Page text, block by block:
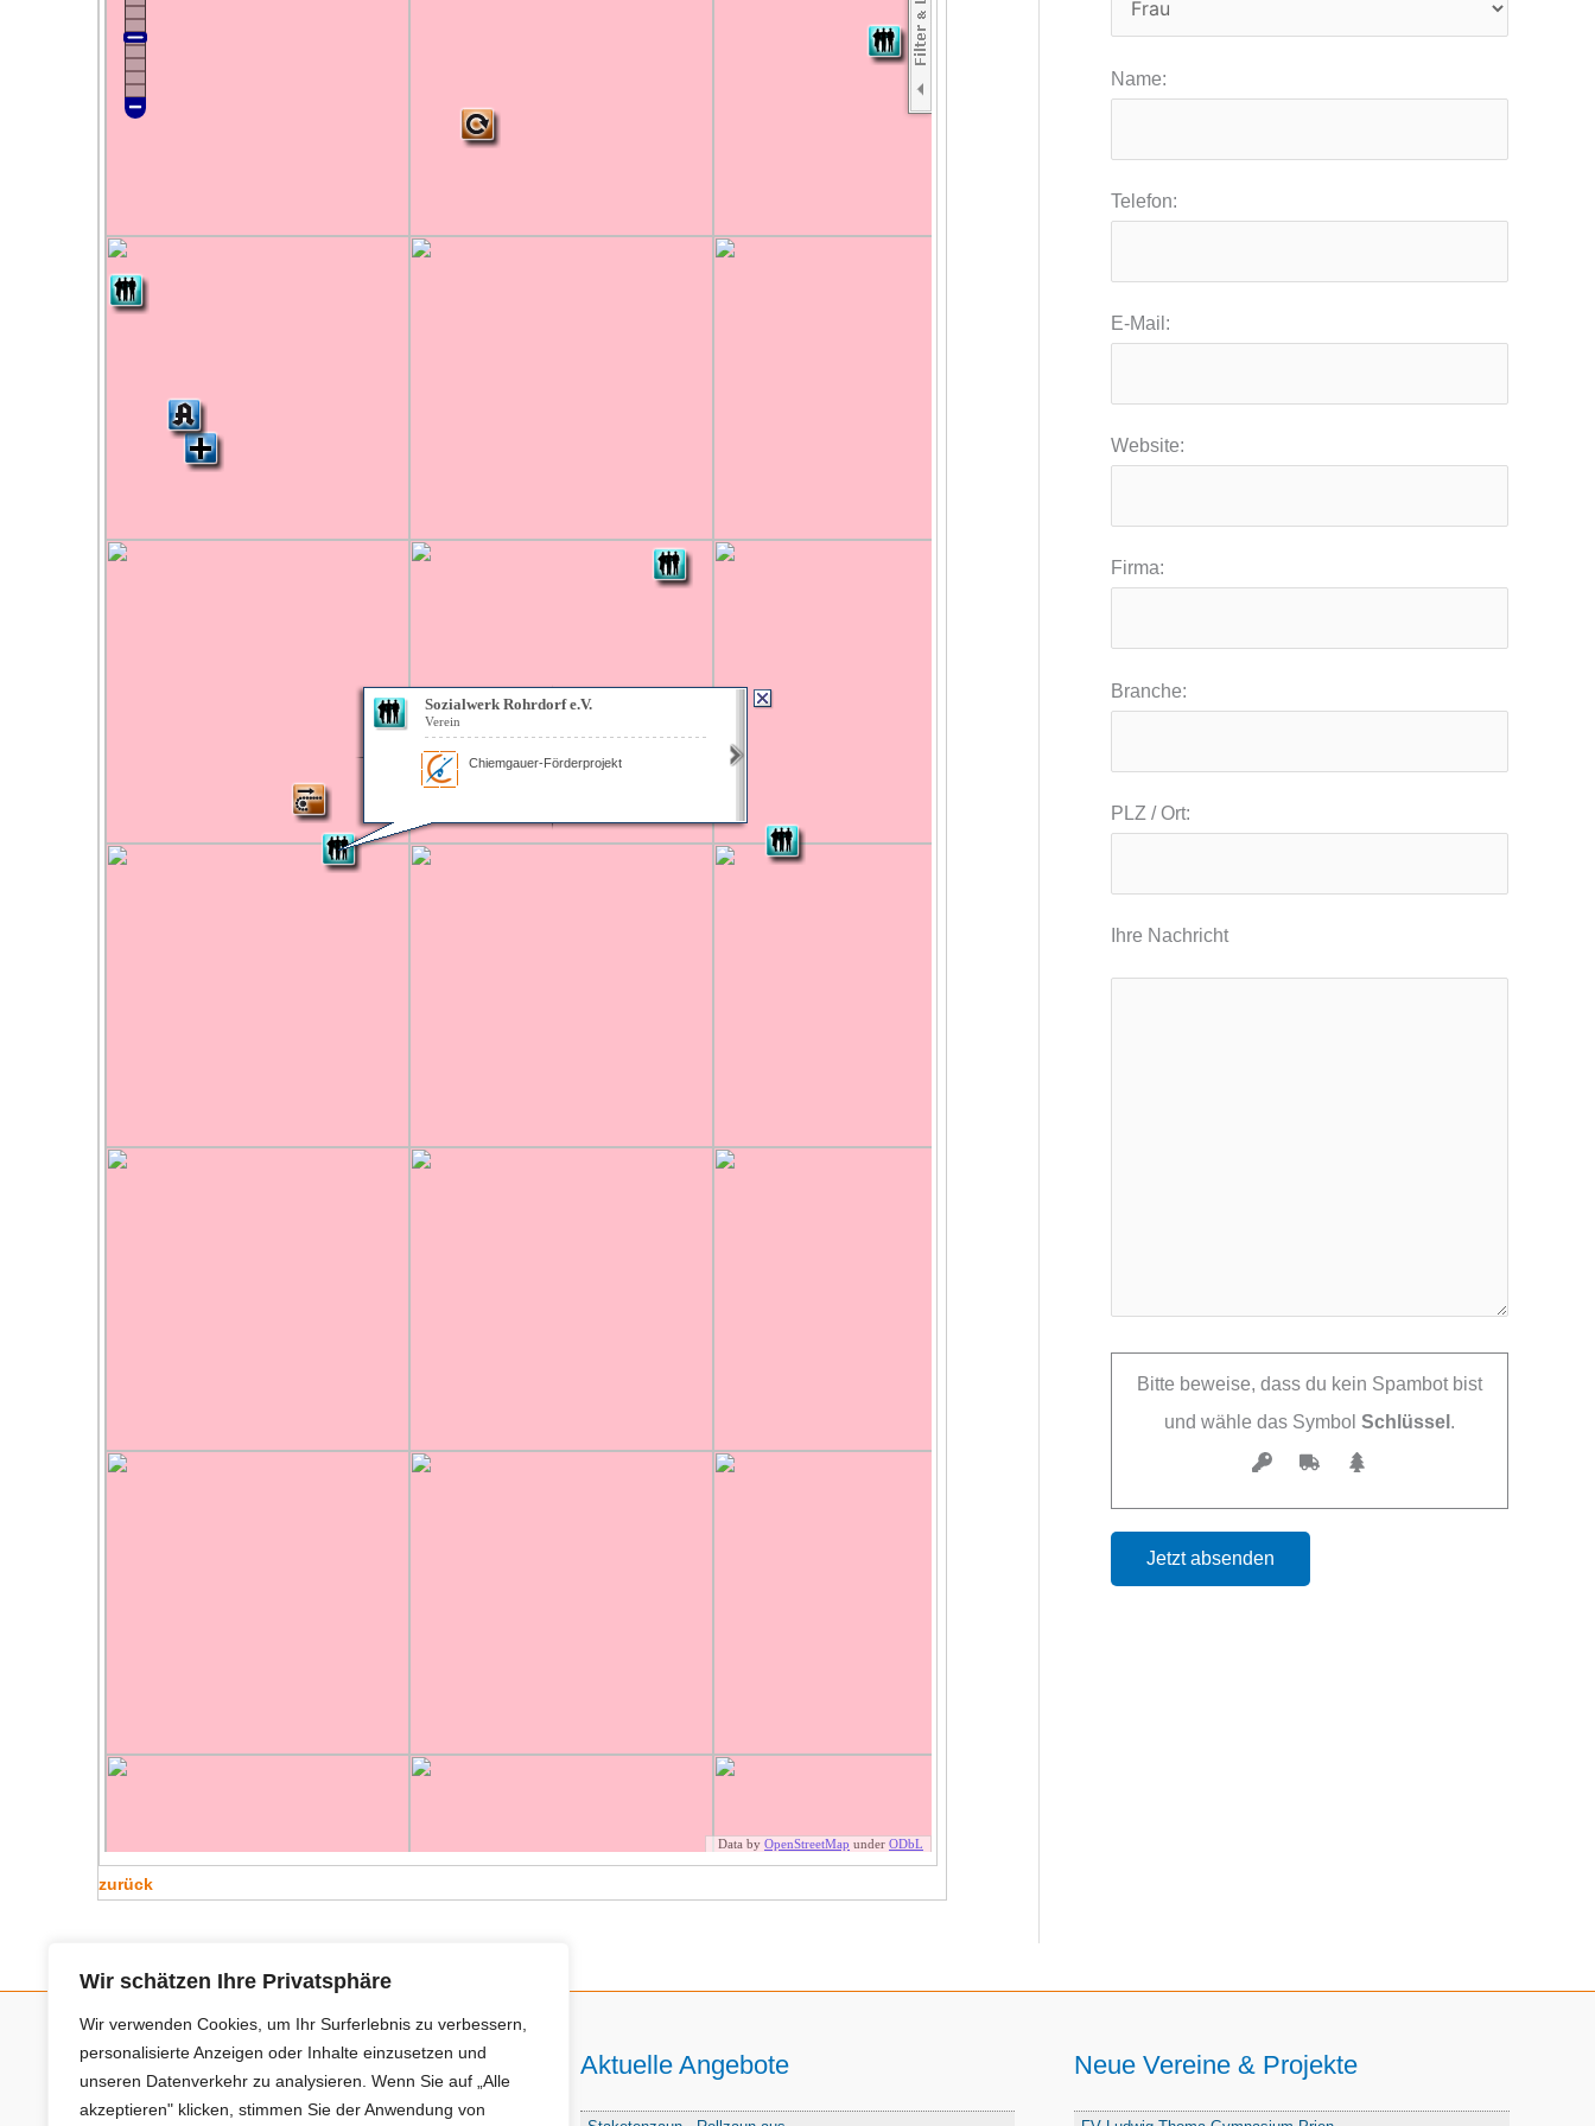
Wir schätzen Ihre Privatsphäre
Wir verwenden Cookies, um Ihr Surferlebnis zu verbessern,
personalisierte Anzeigen oder Inhalte einzusetzen und
unseren Datenverkehr zu analysieren. Wenn Sie auf „Alle
akzeptieren" klicken, stimmen Sie der Anwendung von
zurück
Name:
Telefon:
E-Mail:
Website:
Firma:
Branche:
PLZ / Ort:
Ihre Nachricht
Bitte beweise, dass du kein Spambot bist
und wähle das Symbol Schlüssel .
Neue Anbieter Aktuelle Angebote Neue Vereine & Projekte